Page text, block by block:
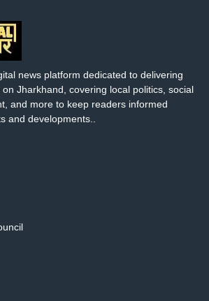
news platform dedicated to delivering
Jharkhand, covering local politics, social
and more to keep readers informed
and developments..